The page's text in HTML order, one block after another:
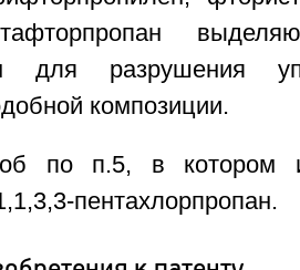
для разрушения
композиции.
по п.5, в котором
пентахлорпропан.